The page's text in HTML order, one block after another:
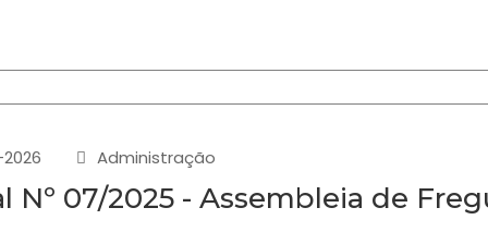
Administração
Nº 07/2025 - Assembleia de